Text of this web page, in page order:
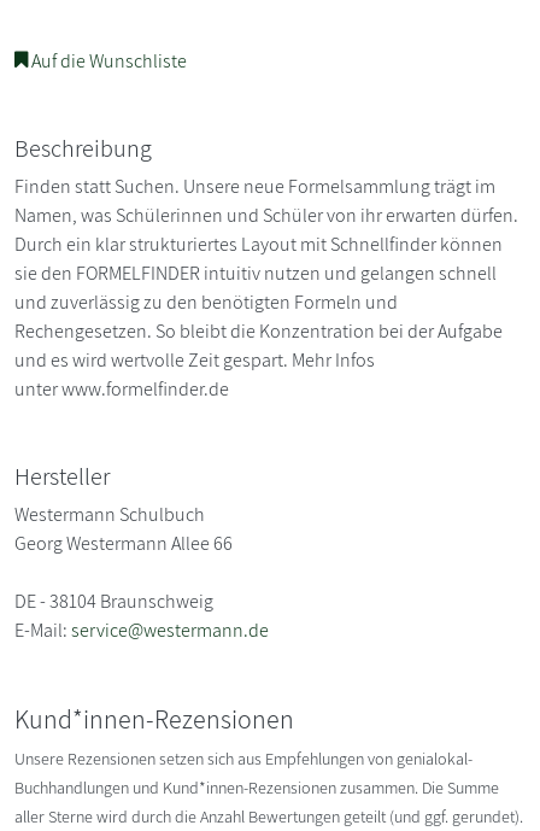
Auf die Wunschliste
Beschreibung
Finden statt Suchen. Unsere neue Formelsammlung trägt im
Namen, was Schülerinnen und Schüler von ihr erwarten dürfen.
Durch ein klar strukturiertes Layout mit Schnellfinder können
sie den FORMELFINDER intuitiv nutzen und gelangen schnell
und zuverlässig zu den benötigten Formeln und
Rechengesetzen. So bleibt die Konzentration bei der Aufgabe
und es wird wertvolle Zeit gespart. Mehr Infos
unter www.formelfinder.de
Hersteller
Westermann Schulbuch
Georg Westermann Allee 66
DE - 38104 Braunschweig
E-Mail:service@westermann.de
Kund*innen-Rezensionen
Unsere Rezensionen setzen sich aus Empfehlungen von genialokal-
Buchhandlungen und Kund*innen-Rezensionen zusammen. Die Summe
aller Sterne wird durch die Anzahl Bewertungen geteilt (und ggf. gerundet).